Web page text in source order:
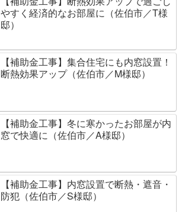
やすく経済的なお部屋に（佐伯市／T様
邸）
【補助金工事】集合住宅にも内窓設置！
断熱効果アップ（佐伯市／M様邸）
【補助金工事】冬に寒かったお部屋が内
窓で快適に（佐伯市／A様邸）
【補助金工事】内窓設置で断熱・遮音・
防犯（佐伯市／S様邸）